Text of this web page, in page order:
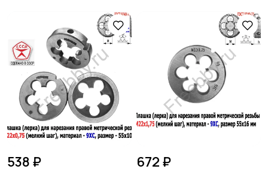
538 ₽ 672 ₽